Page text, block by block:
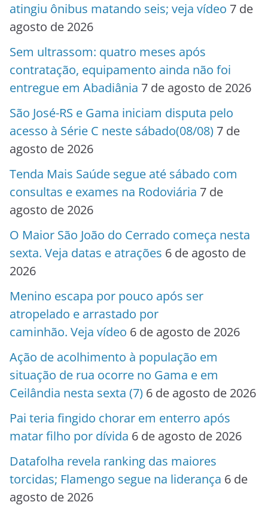
atingiu ônibus matando seis; veja vídeo 7 de
agosto de 2026
Sem ultrassom: quatro meses após
contratação, equipamento ainda não foi
entregue em Abadiânia 7 de agosto de 2026
São José-RS e Gama iniciam disputa pelo
acesso à Série C neste sábado(08/08) 7 de
agosto de 2026
Tenda Mais Saúde segue até sábado com
consultas e exames na Rodoviária 7 de
agosto de 2026
O Maior São João do Cerrado começa nesta
sexta. Veja datas e atrações 6 de agosto de
2026
Menino escapa por pouco após ser
atropelado e arrastado por
caminhão. Veja vídeo 6 de agosto de 2026
Ação de acolhimento à população em
situação de rua ocorre no Gama e em
Ceilândia nesta sexta (7) 6 de agosto de 2026
Pai teria fingido chorar em enterro após
matar filho por dívida 6 de agosto de 2026
Datafolha revela ranking das maiores
torcidas; Flamengo segue na liderança 6 de
agosto de 2026